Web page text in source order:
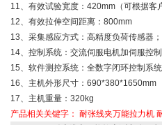
11、有效试验宽度：420mm（可根据客
12、有效拉伸空间距离：800mm
13、采集感应方式：高精度负荷传感器
14、控制系统：交流伺服电机加伺服控
15、软件测控系统：全数字闭环控制系
16、主机外形尺寸：690*380*1650mm
17、主机重量：320kg
产品相关关键字： 耐张线夹万能拉力机